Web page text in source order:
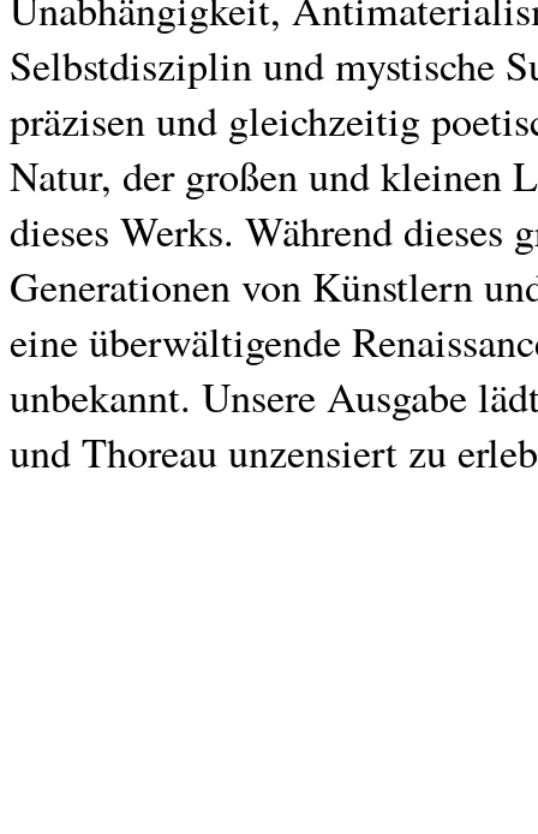
Selbstdisziplin und mystische
präzisen und gleichzeitig
Natur, der großen und kleinen
dieses Werks. Während dieses
Generationen von Künstlern
eine überwältigende
unbekannt. Unsere Ausgabe
und Thoreau unzensiert zu